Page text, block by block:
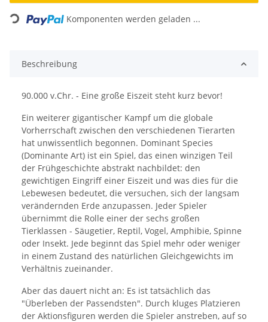
Loading... Komponenten werden geladen ...
Beschreibung
90.000 v.Chr. - Eine große Eiszeit steht kurz bevor!
Ein weiterer gigantischer Kampf um die globale
Vorherrschaft zwischen den verschiedenen Tierarten
hat unwissentlich begonnen. Dominant Species
(Dominante Art) ist ein Spiel, das einen winzigen Teil
der Frühgeschichte abstrakt nachbildet: den
gewichtigen Eingriff einer Eiszeit und was dies für die
Lebewesen bedeutet, die versuchen, sich der langsam
verändernden Erde anzupassen. Jeder Spieler
übernimmt die Rolle einer der sechs großen
Tierklassen - Säugetier, Reptil, Vogel, Amphibie, Spinne
oder Insekt. Jede beginnt das Spiel mehr oder weniger
in einem Zustand des natürlichen Gleichgewichts im
Verhältnis zueinander.
Aber das dauert nicht an: Es ist tatsächlich das
"Überleben der Passendsten". Durch kluges Platzieren
der Aktionsfiguren werden die Spieler anstreben, auf so